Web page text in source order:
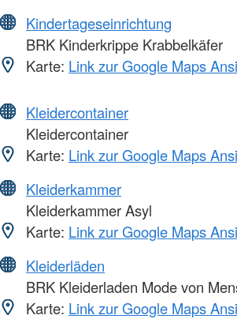
Kindertageseinrichtung
BRK Kinderkrippe Krabbelkäfer
Karte: Link zur Google Maps
Kleidercontainer
Kleidercontainer
Karte: Link zur Google Maps
Kleiderkammer
Kleiderkammer Asyl
Karte: Link zur Google Maps
Kleiderläden
BRK Kleiderladen Mode von
Karte: Link zur Google Maps